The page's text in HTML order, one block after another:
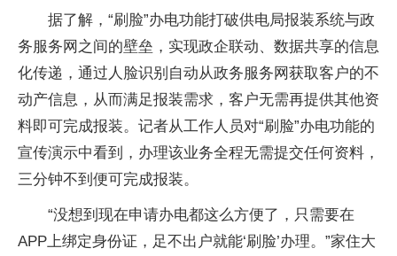
据了解，“刷脸”办电功能打破供电局报装系统与政
务服务网之间的壁垒，实现政企联动、数据共享的信息
化传递，通过人脸识别自动从政务服务网获取客户的不
动产信息，从而满足报装需求，客户无需再提供其他资
料即可完成报装。记者从工作人员对“刷脸”办电功能的
宣传演示中看到，办理该业务全程无需提交任何资料，
三分钟不到便可完成报装。
“没想到现在申请办电都这么方便了，只需要在
APP上绑定身份证，足不出户就能‘刷脸’办理。”家住大